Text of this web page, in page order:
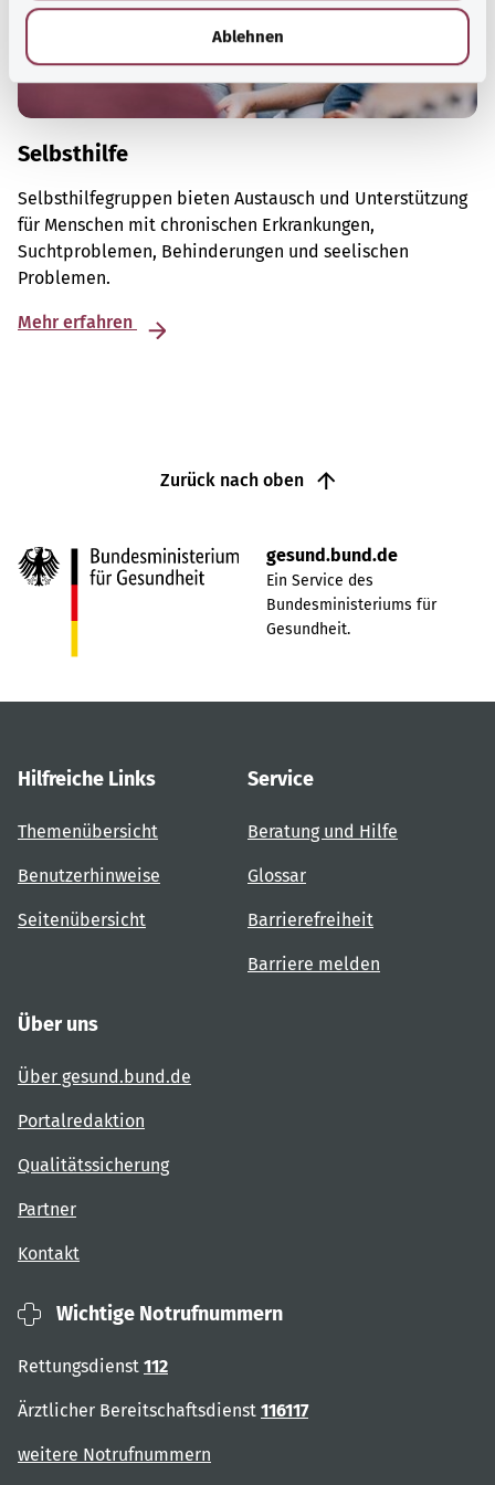
Ablehnen
Selbsthilfe
Selbsthilfegruppen bieten Austausch und Unterstützung
für Menschen mit chronischen Erkrankungen,
Suchtproblemen, Behinderungen und seelischen
Problemen.
Mehr erfahren
Zurück nach oben
gesund.bund.de
Ein Service des
Bundesministeriums für
Gesundheit.
Hilfreiche Links
Themenübersicht
Benutzerhinweise
Seitenübersicht
Service
Beratung und Hilfe
Glossar
Barrierefreiheit
Barriere melden
Über uns
Über gesund.bund.de
Portalredaktion
Qualitätssicherung
Partner
Kontakt
Wichtige Notrufnummern
Rettungsdienst 112
Ärztlicher Bereitschaftsdienst 116117
weitere Notrufnummern